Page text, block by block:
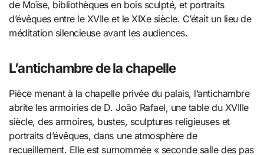
de Moïse, bibliothèques en bois sculpté, et portraits
d’évêques entre le XVIIe et le XIXe siècle. C’était un lieu de
méditation silencieuse avant les audiences.
L’antichambre de la chapelle
Pièce menant à la chapelle privée du palais, l’antichambre
abrite les armoiries de D. João Rafael, une table du XVIIIe
siècle, des armoires, bustes, sculptures religieuses et
portraits d’évêques, dans une atmosphère de
recueillement. Elle est surnommée « seconde salle des pas